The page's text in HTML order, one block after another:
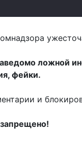
ложной
фейки.
и
запрещено!